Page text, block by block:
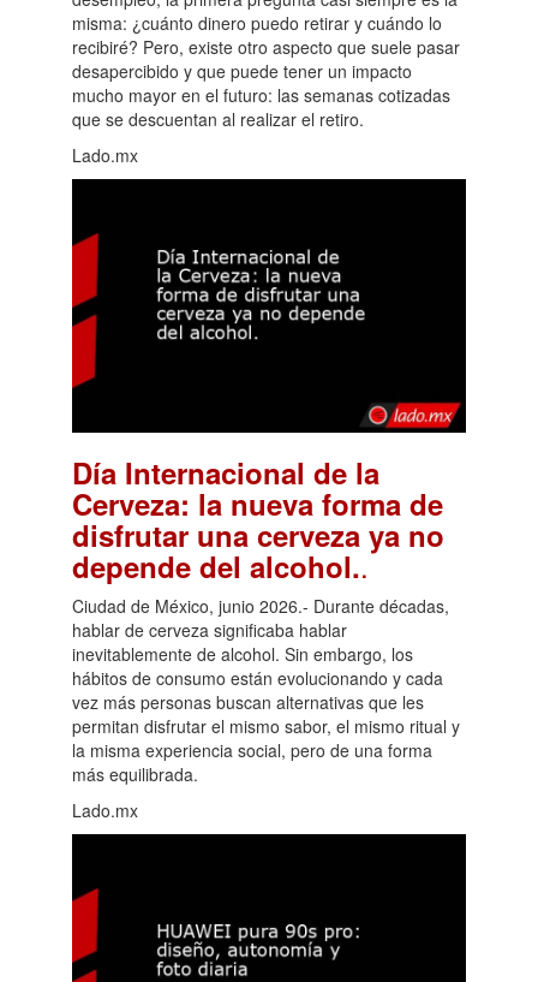
misma: ¿cuánto dinero puedo retirar y cuándo lo
recibiré? Pero, existe otro aspecto que suele pasar
desapercibido y que puede tener un impacto
mucho mayor en el futuro: las semanas cotizadas
que se descuentan al realizar el retiro.
Lado.mx
Día Internacional de la
Cerveza: la nueva forma de
disfrutar una cerveza ya no
depende del alcohol..
Ciudad de México, junio 2026.- Durante décadas,
hablar de cerveza significaba hablar
inevitablemente de alcohol. Sin embargo, los
hábitos de consumo están evolucionando y cada
vez más personas buscan alternativas que les
permitan disfrutar el mismo sabor, el mismo ritual y
la misma experiencia social, pero de una forma
más equilibrada.
Lado.mx